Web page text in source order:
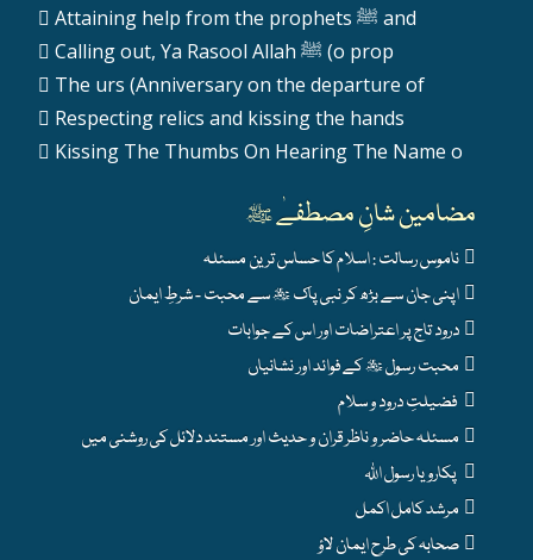
Attaining help from the prophets ﷺ and
Calling out, Ya Rasool Allah ﷺ (o prop
The urs (Anniversary on the departure of
Respecting relics and kissing the hands
Kissing The Thumbs On Hearing The Name o
مضامین شانِ مصطفےٰ ﷺ